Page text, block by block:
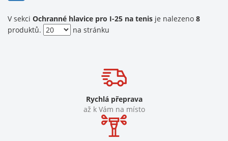
V sekci Ochranné hlavice pro I-25 na tenis je nalezeno 8
produktů.
na stránku
Rychlá přeprava
až k Vám na místo